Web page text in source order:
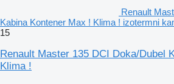
Renault
Kabina Kontener Max ! Klima ! izotermni
15
Renault Master 135 DCI Doka/Dubel
Klima !